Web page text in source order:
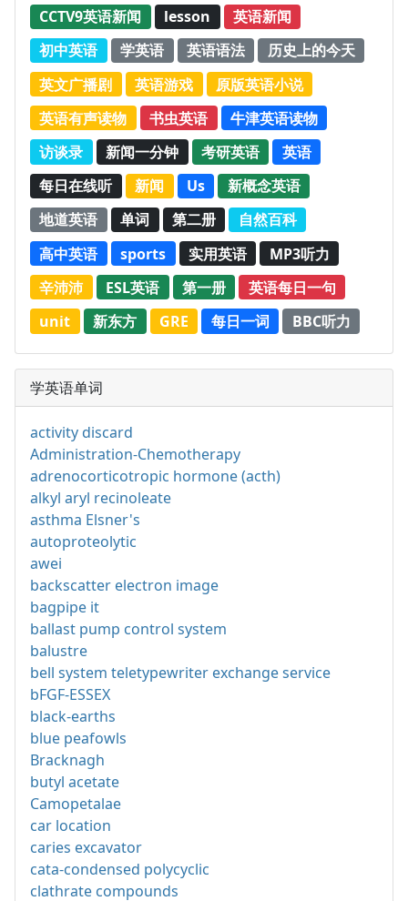
CCTV9英语新闻 lesson
英语新闻
初中英语
学英语 英语语法
历史上的今天
英文广播剧
英语游戏
原版英语小说
英语有声读物
书虫英语
牛津英语读物
访谈录
新闻一分钟 考研英语
英语
每日在线听
新闻 Us
新概念英语
地道英语
单词 第二册
自然百科
高中英语
sports 实用英语
MP3听力
辛沛沛
ESL英语 第一册
英语每日一句
unit
新东方 GRE 每日一词 BBC听力
学英语单词
activity discard
Administration-Chemotherapy
adrenocorticotropic hormone (acth)
alkyl aryl recinoleate
asthma Elsner's
autoproteolytic
awei
backscatter electron image
bagpipe it
ballast pump control system
balustre
bell system teletypewriter exchange service
bFGF-ESSEX
black-earths
blue peafowls
Bracknagh
butyl acetate
Camopetalae
car location
caries excavator
cata-condensed polycyclic
clathrate compounds